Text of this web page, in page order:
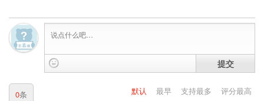
提交
默认 最早 支持最多 评分最高
0条